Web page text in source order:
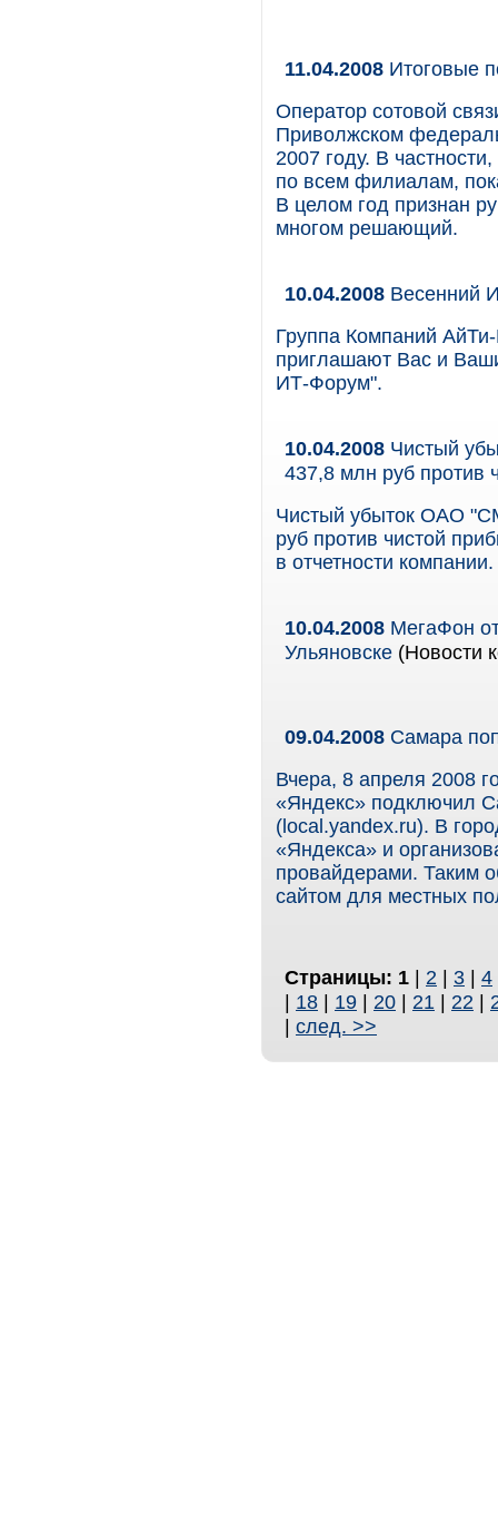
11.04.2008 Итоговые
Оператор сотовой
Приволжском
2007 году. В
по всем филиалам,
В целом год признан
многом решающий.
10.04.2008 Весенний
Группа Компаний
приглашают Вас и
ИТ-Форум".
10.04.2008 Чистый
437,8 млн руб против
Чистый убыток ОАО
руб против чистой
в отчетности компании.
10.04.2008 МегаФон
Ульяновске (Новости
09.04.2008 Самара
Вчера, 8 апреля 2008
«Яндекс» подключил
(local.yandex.ru). В
«Яндекса» и
провайдерами. Таким
сайтом для местных
Страницы: 1 | 2 | 3 | 4
| 18 | 19 | 20 | 21 | 22 |
| след. >>